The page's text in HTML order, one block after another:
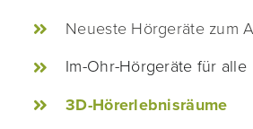
Neueste Hörgeräte zum
Im-Ohr-Hörgeräte für alle
3D-Hörerlebnisräume